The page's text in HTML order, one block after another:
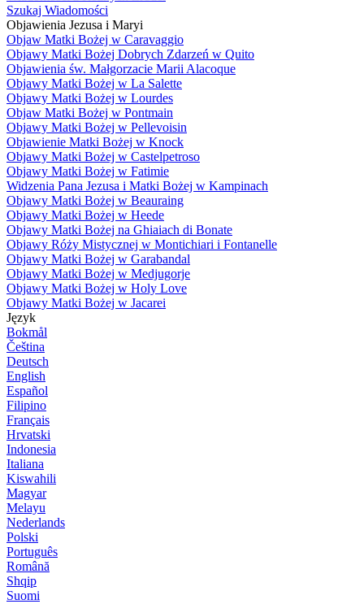
Szukaj Wiadomości
Objawienia Jezusa i Maryi
Objaw Matki Bożej w Caravaggio
Objawy Matki Bożej Dobrych Zdarzeń w Quito
Objawienia św. Małgorzacie Marii Alacoque
Objawy Matki Bożej w La Salette
Objawy Matki Bożej w Lourdes
Objaw Matki Bożej w Pontmain
Objawy Matki Bożej w Pellevoisin
Objawienie Matki Bożej w Knock
Objawy Matki Bożej w Castelpetroso
Objawy Matki Bożej w Fatimie
Widzenia Pana Jezusa i Matki Bożej w Kampinach
Objawy Matki Bożej w Beauraing
Objawy Matki Bożej w Heede
Objawy Matki Bożej na Ghiaiach di Bonate
Objawy Róży Mistycznej w Montichiari i Fontanelle
Objawy Matki Bożej w Garabandal
Objawy Matki Bożej w Medjugorje
Objawy Matki Bożej w Holy Love
Objawy Matki Bożej w Jacarei
Język
Bokmål
Čeština
Deutsch
English
Español
Filipino
Français
Hrvatski
Indonesia
Italiana
Kiswahili
Magyar
Melayu
Nederlands
Polski
Português
Română
Shqip
Suomi